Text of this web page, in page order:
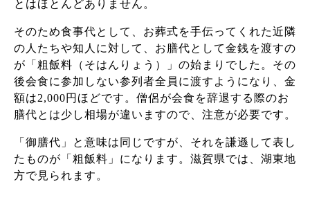
とはほとんどありません。
そのため食事代として、お葬式を手伝ってくれた近隣
の人たちや知人に対して、お膳代として金銭を渡すの
が「粗飯料（そはんりょう）」の始まりでした。その
後会食に参加しない参列者全員に渡すようになり、金
額は2,000円ほどです。僧侶が会食を辞退する際のお
膳代とは少し相場が違いますので、注意が必要です。
「御膳代」と意味は同じですが、それを謙遜して表し
たものが「粗飯料」になります。 滋賀県では、湖東地
方で見られます。